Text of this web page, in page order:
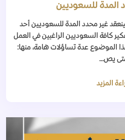
المدة للسعوديين
غير محدد المدة للسعوديين أحد
كافة السعوديين الراغبين في العمل
الموضوع عدة تساؤلات هامة، منها:
يص...
المزيد